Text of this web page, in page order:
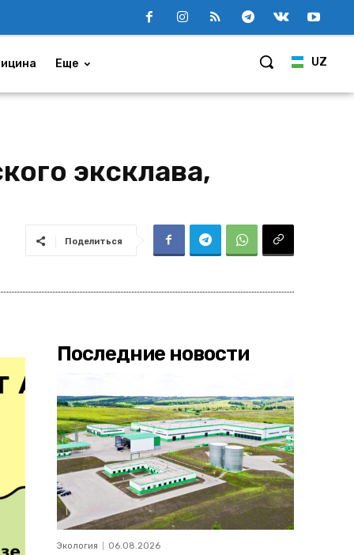
UZ
Еще
эксклава,
Поделиться
Последние новости
Экология 06.08.2026